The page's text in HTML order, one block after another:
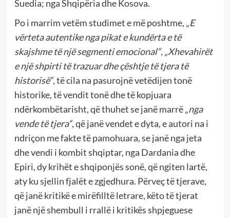
Suedia; nga Shqipëria dhe Kosova.
Po i marrim vetëm studimet e më poshtme, „E
vërteta autentike nga pikat e kundërta e të
skajshme të një segmenti emocional“, „Xhevahirët
e një shpirti të trazuar dhe çështje të tjera të
historisë“, të cila na pasurojnë vetëdijen tonë
historike, të vendit tonë dhe të kopjuara
ndërkombëtarisht, që thuhet se janë marrë„nga
vende të tjera“, që janë vendet e dyta, e autori na i
ndriçon me fakte të pamohuara, se janë nga jeta
dhe vendi i kombit shqiptar, nga Dardania dhe
Epiri, dy krihët e shqiponjës sonë, që ngiten lartë,
aty ku sjellin fjalët e zgjedhura. Përveç të tjerave,
që janë kritikë e mirëfilltë letrare, këto të tjerat
janë një shembull i rrallë i kritikës shpjeguese